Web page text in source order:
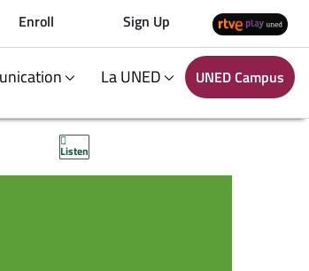
Enroll Sign Up
La UNED UNED Campus
Listen